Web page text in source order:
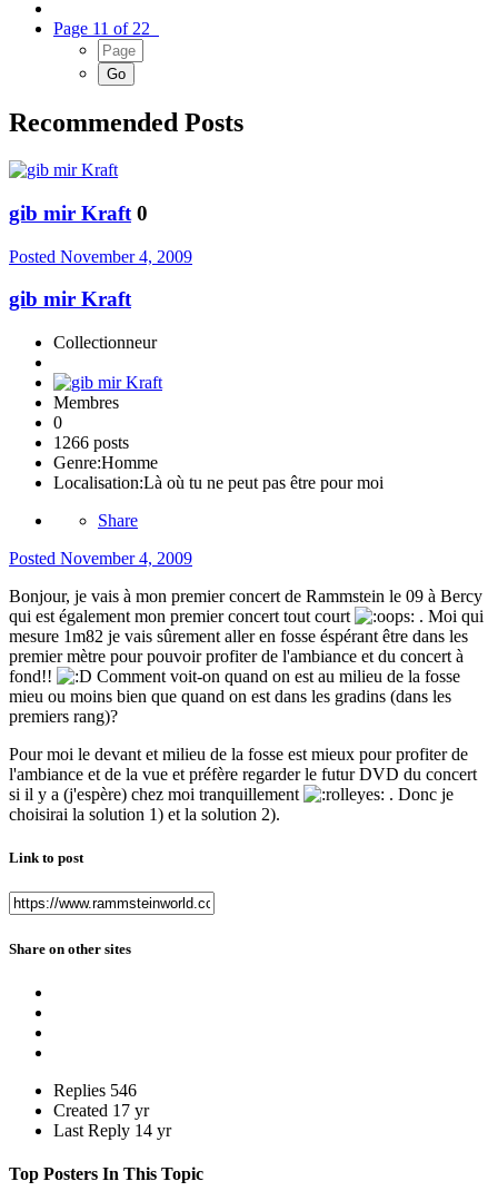
Page 11 of 22
Recommended Posts
gib mir Kraft 0
Posted November 4, 2009
gib mir Kraft
Collectionneur
Membres
0
1266 posts
Genre:Homme
Localisation:Là où tu ne peut pas être pour moi
Share
Posted November 4, 2009
Bonjour, je vais à mon premier concert de Rammstein le 09 à Bercy
qui est également mon premier concert tout court
. Moi qui
mesure 1m82 je vais sûrement aller en fosse éspérant être dans les
premier mètre pour pouvoir profiter de l'ambiance et du concert à
fond!!
Comment voit-on quand on est au milieu de la fosse
mieu ou moins bien que quand on est dans les gradins (dans les
premiers rang)?
Pour moi le devant et milieu de la fosse est mieux pour profiter de
l'ambiance et de la vue et préfère regarder le futur DVD du concert
si il y a (j'espère) chez moi tranquillement
. Donc je
choisirai la solution 1) et la solution 2).
Link to post
Share on other sites
Replies 546
Created 17 yr
Last Reply 14 yr
Top Posters In This Topic